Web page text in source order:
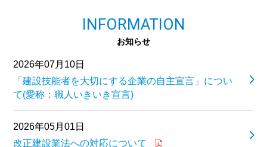
INFORMATION
お知らせ
2026年07月10日
「建設技能者を大切にする企業の自主宣言」につい
て(愛称：職人いきいき宣言)
2026年05月01日
改正建設業法への対応について